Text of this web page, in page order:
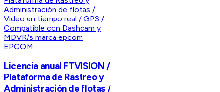
EPCOM
Licencia anual FTVISION /
Plataforma de Rastreo y
Administración de flotas /